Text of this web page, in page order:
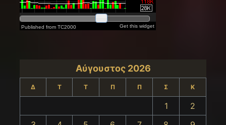
Αύγουστος 2026
Δ Τ Τ Π Π Σ Κ
1
2